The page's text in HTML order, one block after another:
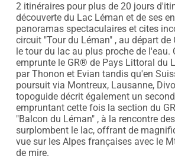
2 itinéraires pour plus de 20 jours
découverte du Lac Léman et de ses
panoramas spectaculaires et cites
circuit "Tour du Léman" , au départ de
le tour du lac au plus proche de l'eau.
emprunte le GR® de Pays Littoral du
par Thonon et Evian tandis qu'en
poursuit via Montreux, Lausanne,
topoguide décrit également un
empruntant cette fois la section du
"Balcon du Léman" , à la rencontre
surplombent le lac, offrant de
vue sur les Alpes françaises avec le
de mire.